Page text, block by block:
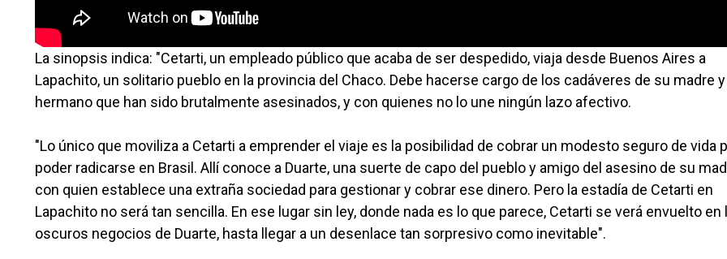
La sinopsis indica: "Cetarti, un empleado público que acaba de ser despedido, viaja desde Buenos Aires a
Lapachito, un solitario pueblo en la provincia del Chaco. Debe hacerse cargo de los cadáveres de su madre
hermano que han sido brutalmente asesinados, y con quienes no lo une ningún lazo afectivo.
"Lo único que moviliza a Cetarti a emprender el viaje es la posibilidad de cobrar un modesto seguro de vida
poder radicarse en Brasil. Allí conoce a Duarte, una suerte de capo del pueblo y amigo del asesino de su
con quien establece una extraña sociedad para gestionar y cobrar ese dinero. Pero la estadía de Cetarti en
Lapachito no será tan sencilla. En ese lugar sin ley, donde nada es lo que parece, Cetarti se verá envuelto en
oscuros negocios de Duarte, hasta llegar a un desenlace tan sorpresivo como inevitable".